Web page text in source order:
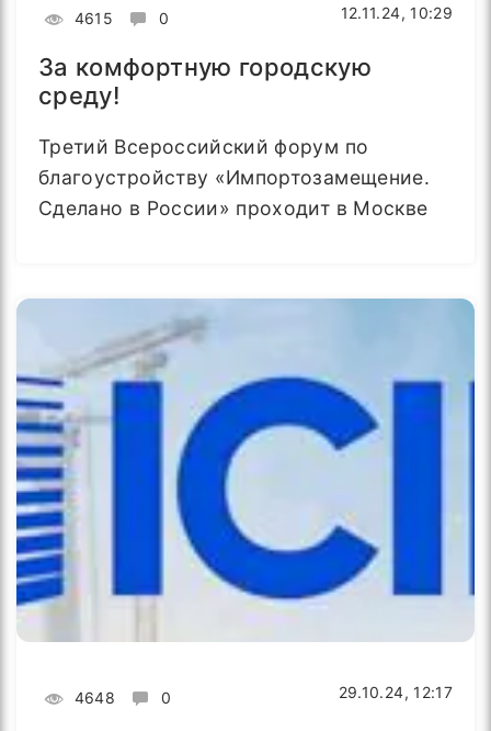
4615 0 12.11.24, 10:29
За комфортную городскую
среду!
Третий Всероссийский форум по
благоустройству «Импортозамещение.
Сделано в России» проходит в Москве
4648 0 29.10.24, 12:17